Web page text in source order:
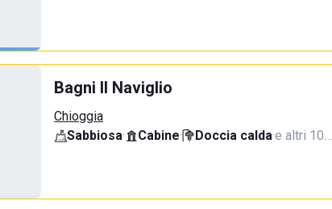
Bagni Il Naviglio
Chioggia
Sabbiosa· Cabine· Doccia calda·e altri 10…